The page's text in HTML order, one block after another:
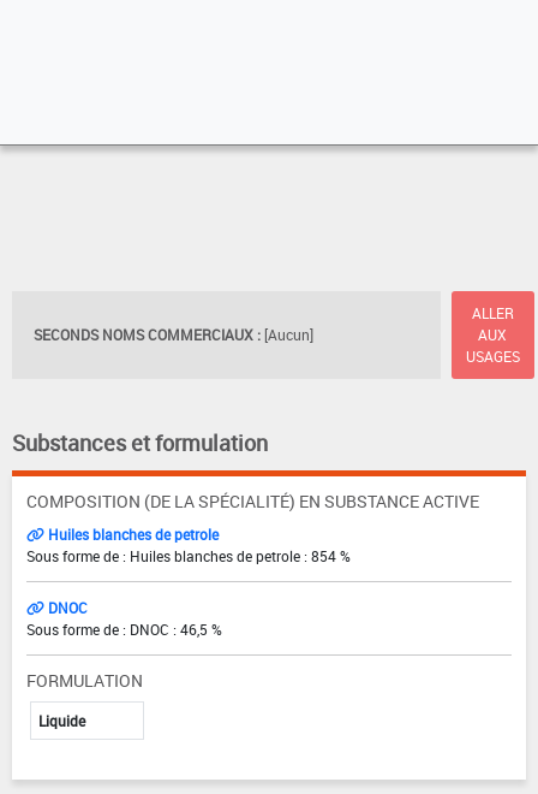
SECONDS NOMS COMMERCIAUX : [Aucun]
ALLER
AUX
USAGES
Substances et formulation
COMPOSITION (DE LA SPÉCIALITÉ) EN SUBSTANCE ACTIVE
Huiles blanches de petrole
Sous forme de : Huiles blanches de petrole : 854 %
DNOC
Sous forme de : DNOC : 46,5 %
FORMULATION
Liquide